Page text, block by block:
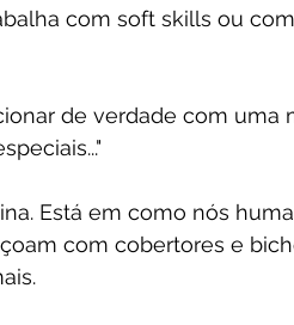
com soft skills ou com
de verdade com uma
Está em como nós
com cobertores e